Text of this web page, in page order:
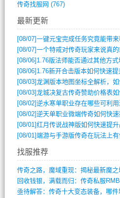
传奇找服网 (767)
最新更新
[08/07]一键元宝完成任务究竟能带来哪些超值
[08/07]一个特戒对传奇玩家来说真的就够用
[08/06] 1.76版法师能否通过其他方式增
[08/06] 1.76新开合击版本如何快速提
[08/03]龙渊版本地图坐标全解析，如何快速定位
[08/03]龙城决复古传奇赞助价格表如何
[08/02]逆水寒单职业存在哪些可利用漏洞？如何快速提
[08/02]逆天单职业微端传奇如何快速提升战力？新手
[08/01]红月传说战神版如何快速提升战力？新手攻略
[08/01]端游与手游版传奇在玩法上有何
找服推荐